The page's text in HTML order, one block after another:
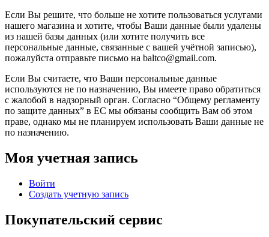
Если Вы решите, что больше не хотите пользоваться услугами
нашего магазина и хотите, чтобы Ваши данные были удалены
из нашей базы данных (или хотите получить все
персональные данные, связанные с вашей учётной записью),
пожалуйста отправьте письмо на baltco@gmail.com.
Если Вы считаете, что Ваши персональные данные
используются не по назначению, Вы имеете право обратиться
с жалобой в надзорный орган. Согласно “Общему регламенту
по защите данных” в ЕС мы обязаны сообщить Вам об этом
праве, однако мы не планируем использовать Ваши данные не
по назначению.
Моя учетная запись
Войти
Создать учетную запись
Покупательский сервис